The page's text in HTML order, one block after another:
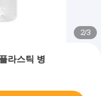
2/3
라스틱 병